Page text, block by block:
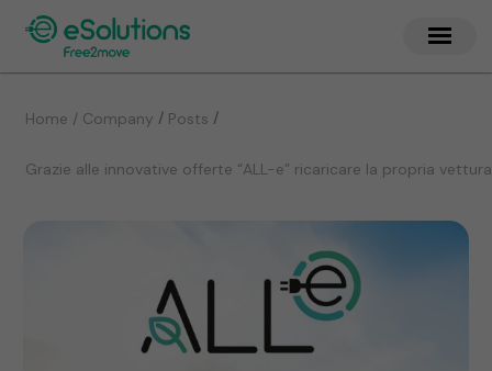
Home / Company / Posts /
Grazie alle innovative offerte “ALL-e” ricaricare la propria